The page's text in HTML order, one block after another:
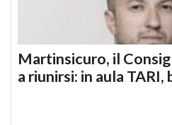
Martinsicuro, il
a riunirsi: in aula